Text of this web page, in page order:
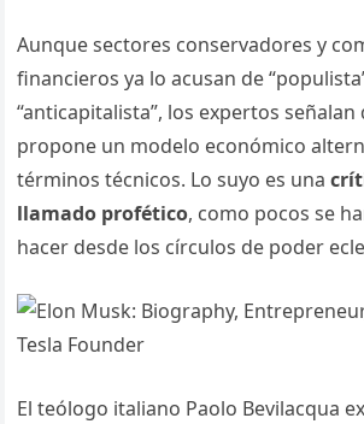
Aunque sectores conservadores y
financieros ya lo acusan de
“anticapitalista”, los expertos señalan
propone un modelo económico
términos técnicos. Lo suyo es una
llamado profético, como pocos se
hacer desde los círculos de poder
El teólogo italiano Paolo Bevilacqua